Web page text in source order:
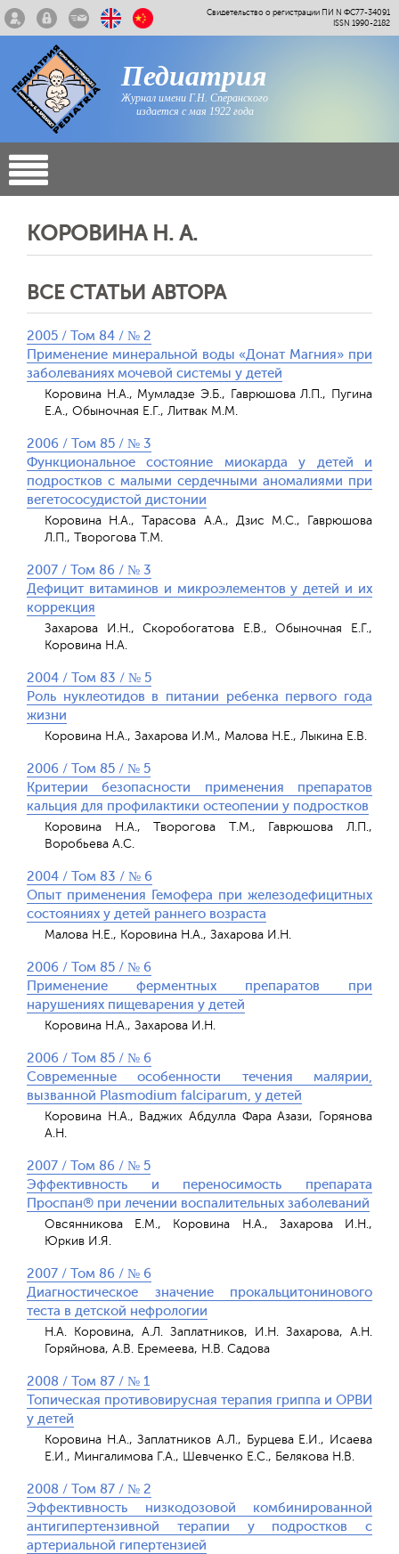
Свидетельство о регистрации ПИ N ФС77-34091
ISSN 1990-2182
Педиатрия
Журнал имени Г.Н. Сперанского
издается с мая 1922 года
КОРОВИНА Н. А.
ВСЕ СТАТЬИ АВТОРА
2005 / Том 84 / № 2
Применение минеральной воды «Донат Магния» при
заболеваниях мочевой системы у детей
Коровина Н.А., Мумладзе Э.Б., Гаврюшова Л.П., Пугина
Е.А., Обыночная Е.Г., Литвак M.M.
2006 / Том 85 / № 3
Функциональное состояние миокарда у детей и
подростков с малыми сердечными аномалиями при
вегетососудистой дистонии
Коровина Н.А., Тарасова А.А., Дзис М.С., Гаврюшова
Л.П., Творогова Т.М.
2007 / Том 86 / № 3
Дефицит витаминов и микроэлементов у детей и их
коррекция
Захарова И.Н., Скоробогатова Е.В., Обыночная Е.Г.,
Коровина Н.А.
2004 / Том 83 / № 5
Роль нуклеотидов в питании ребенка первого года
жизни
Коровина Н.А., Захарова И.М., Малова Н.Е., Лыкина Е.В.
2006 / Том 85 / № 5
Критерии безопасности применения препаратов
кальция для профилактики остеопении у подростков
Коровина Н.А., Творогова Т.М., Гаврюшова Л.П.,
Воробьева А.С.
2004 / Том 83 / № 6
Опыт применения Гемофера при железодефицитных
состояниях у детей раннего возраста
Малова Н.Е., Коровина Н.А., Захарова И.Н.
2006 / Том 85 / № 6
Применение ферментных препаратов при
нарушениях пищеварения у детей
Коровина Н.А., Захарова И.Н.
2006 / Том 85 / № 6
Современные особенности течения малярии,
вызванной Plasmodium falciparum, y детей
Коровина Н.А., Ваджих Абдулла Фара Азази, Горянова
А.Н.
2007 / Том 86 / № 5
Эффективность и переносимость препарата
Проспан® при лечении воспалительных заболеваний
Овсянникова Е.М., Коровина Н.А., Захарова И.Н.,
Юркив И.Я.
2007 / Том 86 / № 6
Диагностическое значение прокальцитонинового
теста в детской нефрологии
Н.А. Коровина, А.Л. Заплатников, И.Н. Захарова, А.Н.
Горяйнова, А.В. Еремеева, Н.В. Садова
2008 / Том 87 / № 1
Топическая противовирусная терапия гриппа и ОРВИ
у детей
Коровина Н.А., Заплатников А.Л., Бурцева Е.И., Исаева
Е.И., Мингалимова Г.А., Шевченко Е.С., Белякова Н.В.
2008 / Том 87 / № 2
Эффективность низкодозовой комбинированной
антигипертензивной терапии у подростков с
артериальной гипертензией